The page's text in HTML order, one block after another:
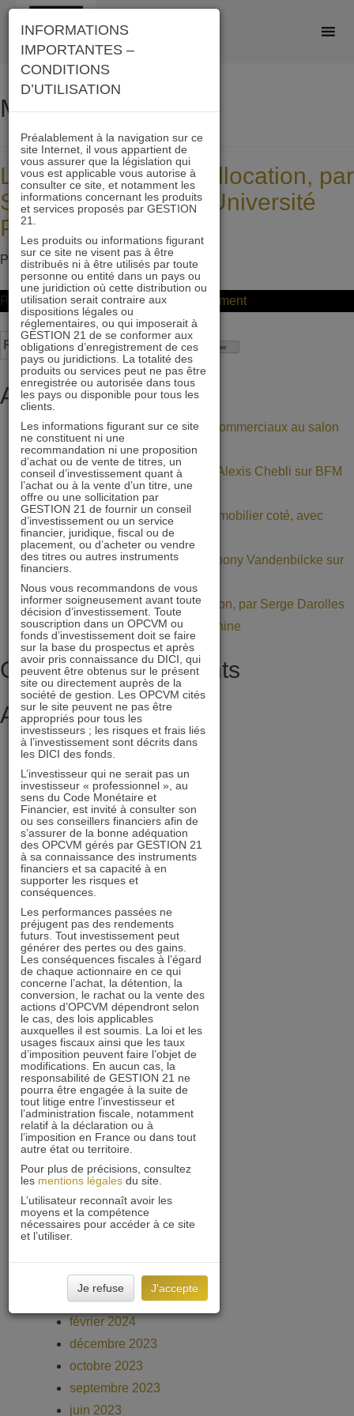
Skip
content
Mois :avril 2026
La Value dans une allocation, par
Serge Darolles de l’Université
Paris Dauphine
Posted on2 avril 2026byddeltour
Posted inNon classifié(e)Leave a Commenton
par
Darolles
l’Université
Dauphine
Rechercher :
Articles récents
Retrouvez nos gérants et commerciaux au salon
Patrimonia (stand A11)
BNP Paribas : interview d’Alexis Chebli sur BFM
Bourse
Décote persistante sur l’immobilier coté, avec
Daniel Tondu
Mercialys : interview d’Anthony Vandenbilcke sur
BFM Bourse
La Value dans une allocation, par Serge Darolles
de l’Université Paris Dauphine
Commentaires récents
Archives
juillet 2026
juin 2026
mai 2026
avril 2026
mars 2026
février 2026
décembre 2025
octobre 2025
septembre 2025
août 2025
juillet 2025
juin 2025
mai 2025
avril 2025
mars 2025
février 2025
janvier 2025
décembre 2024
novembre 2024
octobre 2024
septembre 2024
août 2024
avril 2024
mars 2024
février 2024
décembre 2023
octobre 2023
septembre 2023
juin 2023
INFORMATIONS
IMPORTANTES –
CONDITIONS
D’UTILISATION
Préalablement à la navigation sur ce
site Internet, il vous appartient de
vous assurer que la législation qui
vous est applicable vous autorise à
consulter ce site, et notamment les
informations concernant les produits
et services proposés par GESTION
21.
Les produits ou informations figurant
sur ce site ne visent pas à être
distribués ni à être utilisés par toute
personne ou entité dans un pays ou
une juridiction où cette distribution ou
utilisation serait contraire aux
dispositions légales ou
réglementaires, ou qui imposerait à
GESTION 21 de se conformer aux
obligations d’enregistrement de ces
pays ou juridictions. La totalité des
produits ou services peut ne pas être
enregistrée ou autorisée dans tous
les pays ou disponible pour tous les
clients.
Les informations figurant sur ce site
ne constituent ni une
recommandation ni une proposition
d’achat ou de vente de titres, un
conseil d’investissement quant à
l’achat ou à la vente d’un titre, une
offre ou une sollicitation par
GESTION 21 de fournir un conseil
d’investissement ou un service
financier, juridique, fiscal ou de
placement, ou d’acheter ou vendre
des titres ou autres instruments
financiers.
Nous vous recommandons de vous
informer soigneusement avant toute
décision d’investissement. Toute
souscription dans un OPCVM ou
fonds d’investissement doit se faire
sur la base du prospectus et après
avoir pris connaissance du DICI, qui
peuvent être obtenus sur le présent
site ou directement auprès de la
société de gestion. Les OPCVM cités
sur le site peuvent ne pas être
appropriés pour tous les
investisseurs ; les risques et frais liés
à l’investissement sont décrits dans
les DICI des fonds.
L’investisseur qui ne serait pas un
investisseur « professionnel », au
sens du Code Monétaire et
Financier, est invité à consulter son
ou ses conseillers financiers afin de
s’assurer de la bonne adéquation
des OPCVM gérés par GESTION 21
à sa connaissance des instruments
financiers et sa capacité à en
supporter les risques et
conséquences.
Les performances passées ne
préjugent pas des rendements
futurs. Tout investissement peut
générer des pertes ou des gains.
Les conséquences fiscales à l’égard
de chaque actionnaire en ce qui
concerne l’achat, la détention, la
conversion, le rachat ou la vente des
actions d’OPCVM dépendront selon
le cas, des lois applicables
auxquelles il est soumis. La loi et les
usages fiscaux ainsi que les taux
d’imposition peuvent faire l’objet de
modifications. En aucun cas, la
responsabilité de GESTION 21 ne
pourra être engagée à la suite de
tout litige entre l’investisseur et
l’administration fiscale, notamment
relatif à la déclaration ou à
l’imposition en France ou dans tout
autre état ou territoire.
Pour plus de précisions, consultez
les mentions légales du site.
L’utilisateur reconnaît avoir les
moyens et la compétence
nécessaires pour accéder à ce site
et l’utiliser.
Je refuse J'accepte